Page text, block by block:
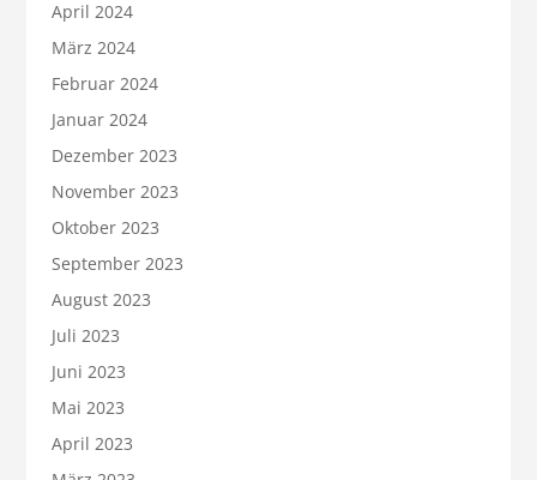
April 2024
März 2024
Februar 2024
Januar 2024
Dezember 2023
November 2023
Oktober 2023
September 2023
August 2023
Juli 2023
Juni 2023
Mai 2023
April 2023